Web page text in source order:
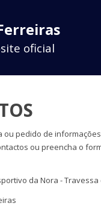
oficial
ou pedido de
ou preencha o
da Nora - Travessa